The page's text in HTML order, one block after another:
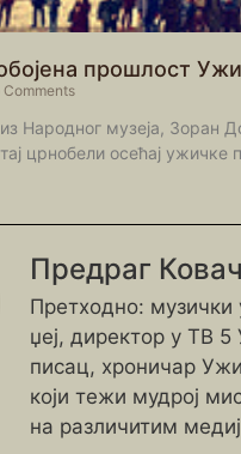
прошлост
Comments
Народног музеја, Зоран
црнобели осећај ужичке
Предраг
Претходно: музички
џеј, директор у ТВ
писац, хроничар
који тежи мудрој
на различитим